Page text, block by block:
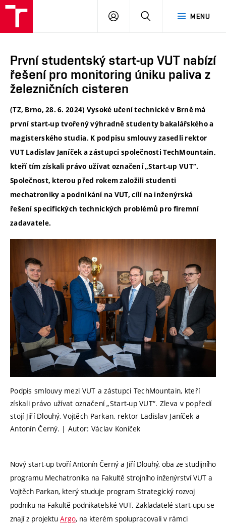
MENU
PŘIHLÁSIT
První studentský start-up VUT nabízí
řešení pro monitoring úniku paliva z
železničních cisteren
(TZ, Brno, 28. 6. 2024) Vysoké učení technické v Brně má
první start-up tvořený výhradně studenty bakalářského a
magisterského studia. K podpisu smlouvy zasedli rektor
VUT Ladislav Janíček a zástupci společnosti TechMountain,
kteří tím získali právo užívat označení „Start-up VUT“.
Společnost, kterou před rokem založili studenti
mechatroniky a podnikání na VUT, cílí na inženýrská
řešení specifických technických problémů pro firemní
zadavatele.
Podpis smlouvy mezi VUT a zástupci TechMountain, kteří
získali právo užívat označení „Start-up VUT“. Zleva v popředí
stojí Jiří Dlouhý, Vojtěch Parkan, rektor Ladislav Janíček a
Antonín Černý. | Autor: Václav Koníček
Nový start-up tvoří Antonín Černý a Jiří Dlouhý, oba ze studijního
programu Mechatronika na Fakultě strojního inženýrství VUT a
Vojtěch Parkan, který studuje program Strategický rozvoj
podniku na Fakultě podnikatelské VUT. Zakladatelé start-upu se
znají z projektu Argo, na kterém spolupracovali v rámci